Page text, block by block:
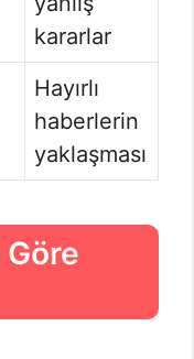
kararlar
Hayırlı
haberlerin
yaklaşması
Göre